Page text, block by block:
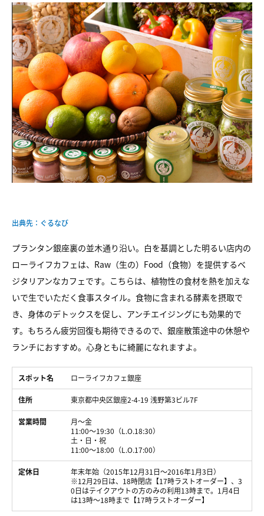
出典先：ぐるなび
プランタン銀座裏の並木通り沿い。白を基調とした明るい店内の
ローライフカフェは、Raw（生の）Food（食物）を提供するベ
ジタリアンなカフェです。こちらは、植物性の食材を熱を加えな
いで生でいただく食事スタイル。食物に含まれる酵素を摂取で
き、身体のデトックスを促し、アンチエイジングにも効果的で
す。もちろん疲労回復も期待できるので、銀座散策途中の休憩や
ランチにおすすめ。心身ともに綺麗になれますよ。
スポット名 ローライフカフェ銀座
住所 東京都中央区銀座2-4-19 浅野第3ビル7F
営業時間
月～金
11:00～19:30（L.O.18:30）
土・日・祝
11:00～18:00（L.O.17:00）
定休日
年末年始（2015年12月31日～2016年1月3日）
※12月29日は、18時閉店【17時ラストオーダー】、3
0日はテイクアウトの方のみの利用13時まで。1月4日
は13時～18時まで【17時ラストオーダー】